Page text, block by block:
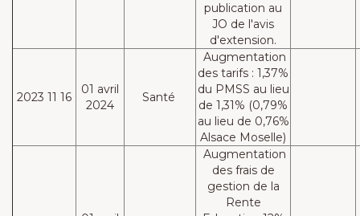
publication au
JO de l'avis
d'extension.
2023 11 16
01 avril
2024
Santé
Augmentation
des tarifs : 1,37%
du PMSS au lieu
de 1,31% (0,79%
au lieu de 0,76%
Alsace Moselle)
Augmentation
des frais de
gestion de la
Rente